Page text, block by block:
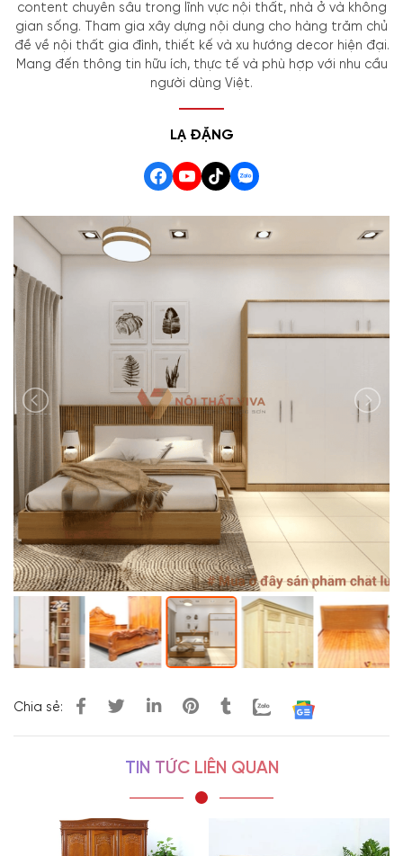
content chuyên sâu trong lĩnh vực nội thất, nhà ở và không
gian sống. Tham gia xây dựng nội dung cho hàng trăm chủ
đề về nội thất gia đình, thiết kế và xu hướng decor hiện đại.
Mang đến thông tin hữu ích, thực tế và phù hợp với nhu cầu
người dùng Việt.
LẠ ĐẶNG
Chia sẻ:
TIN TỨC LIÊN QUAN